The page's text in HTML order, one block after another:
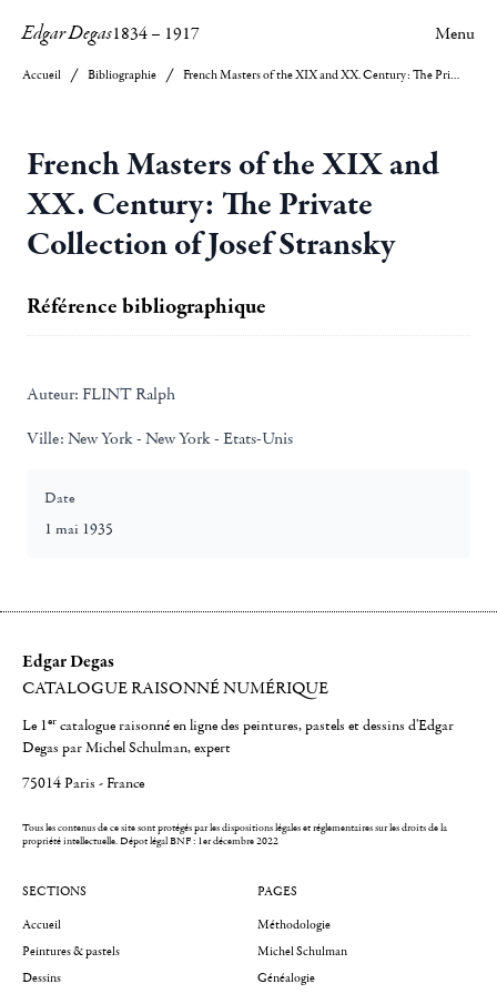
Edgar Degas1834– 1917 Menu
Accueil Bibliographie French Masters of the XIX and XX. Century: The Private Collection of Josef Stransky
French Masters of the XIX and
XX. Century: The Private
Collection of Josef Stransky
Référence bibliographique
Auteur: FLINT Ralph
Ville: New York - New York - Etats-Unis
Date
1 mai 1935
Edgar Degas
CATALOGUE RAISONNÉ NUMÉRIQUE
Le 1er catalogue raisonné en ligne des peintures, pastels et dessins d'Edgar
Degas par Michel Schulman, expert
75014 Paris - France
Tous les contenus de ce site sont protégés par les dispositions légales et réglementaires sur les droits de la
propriété intellectuelle.Dépot légal BNF : 1er décembre 2022
SECTIONS
Accueil
Peintures & pastels
Dessins
PAGES
Méthodologie
Michel Schulman
Généalogie